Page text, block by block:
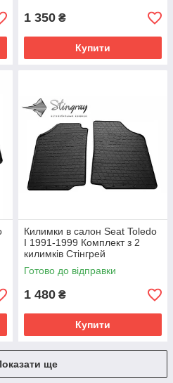
1 350 ₴
Купити
Килимки в салон Seat Toledo
I 1991-1999 Комплект з 2
килимків Стінгрей
Готово до відправки
1 480 ₴
Купити
ще